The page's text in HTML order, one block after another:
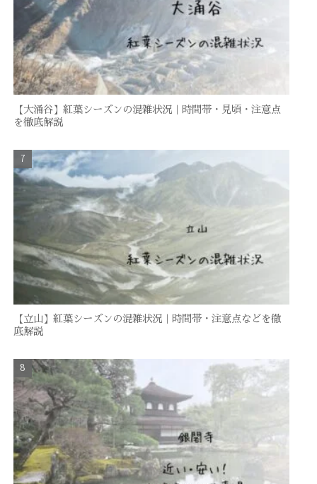
【大涌谷】紅葉シーズンの混雑状況｜時間帯・見頃・注意点
を徹底解説
【立山】紅葉シーズンの混雑状況｜時間帯・注意点などを徹
底解説